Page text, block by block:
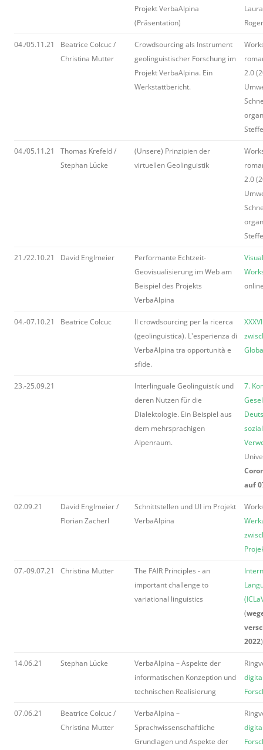
Projekt VerbaAlpina
(Präsentation)
04./05.11.21
Beatrice Colcuc /
Christina Mutter
Crowdsourcing als Instrument
geolinguistischer Forschung im
Projekt VerbaAlpina. Ein
Werkstattbericht.
2.0
04./05.11.21
Thomas Krefeld /
Stephan Lücke
(Unsere) Prinzipien der
virtuellen Geolinguistik
2.0
21./22.10.21 David Englmeier
Performante Echtzeit-
Geovisualisierung im Web am
Beispiel des Projekts
VerbaAlpina
04.-07.10.21 Beatrice Colcuc
Il crowdsourcing per la ricerca
(geolinguistica). L'esperienza di
VerbaAlpina tra opportunità e
sfide.
23.-25.09.21
Interlinguale Geolinguistik und
deren Nutzen für die
Dialektologie. Ein Beispiel aus
dem mehrsprachigen
Alpenraum.
7.
auf
02.09.21
David Englmeier /
Florian Zacherl
Schnittstellen und UI im Projekt
VerbaAlpina
07.-09.07.21 Christina Mutter
The FAIR Principles - an
important challenge to
variational linguistics
(
2022)
14.06.21 Stephan Lücke
VerbaAlpina – Aspekte der
informatischen Konzeption und
technischen Realisierung
07.06.21
Beatrice Colcuc /
Christina Mutter
VerbaAlpina –
Sprachwissenschaftliche
Grundlagen und Aspekte der